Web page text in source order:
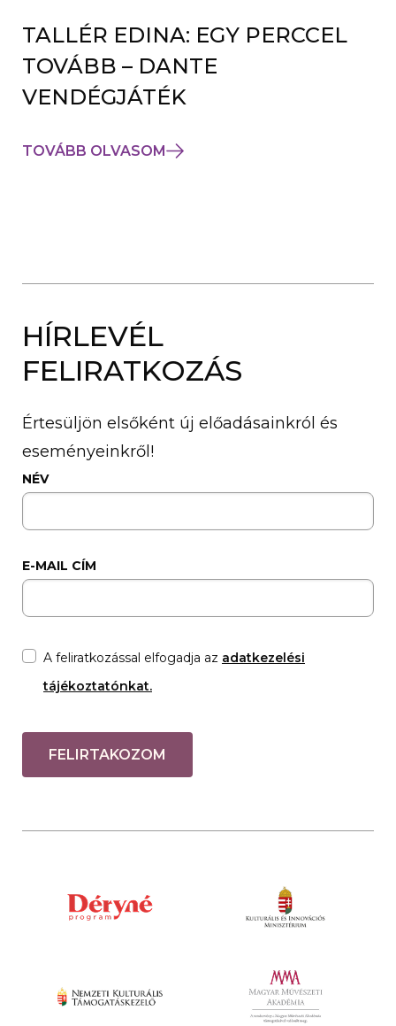
TALLÉR EDINA: EGY PERCCEL
TOVÁBB – DANTE
VENDÉGJÁTÉK
TOVÁBB OLVASOM
HÍRLEVÉL
FELIRATKOZÁS
Értesüljön elsőként új előadásainkról és
eseményeinkről!
NÉV
E-MAIL CÍM
A feliratkozással elfogadja az adatkezelési
tájékoztatónkat.
FELIRTAKOZOM